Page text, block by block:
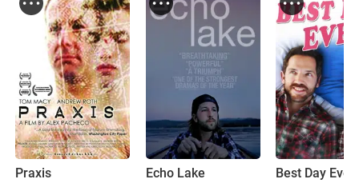
Praxis Echo Lake Best Day Ever